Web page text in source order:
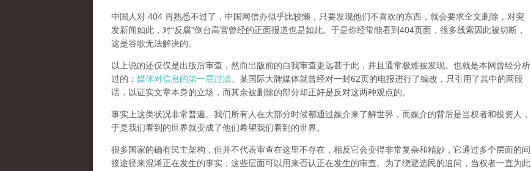
中国人对 404 再熟悉不过了，中国网信办似乎比较懒，只要发现他们不喜欢的东西，就会要求全文删除，对突
发新闻如此，对“反腐”倒台高官曾经的正面报道也是如此。于是你经常能看到404页面， 很多线索因此被切断，
这是谷歌无法解决的。
以上说的还仅仅是出版后审查，然而出版前的自我审查更远甚于此，并且通常极难被发现。 也就是本网曾经分析
过的： 媒体对信息的第一层过滤。某国际大牌媒体就曾经对一封62页的电报进行了编改，只引用了其中的两段
话，以证实文章本身的立场，而其余被删除的部分却正好是反对这两种观点的。
事实上这类状况非常普遍。我们所有人在大部分时候都通过媒介来了解世界，而媒介的背后是当权者和投资人，
于是我们看到的世界就变成了他们希望我们看到的世界。
很多国家的确有民主架构，但并不代表审查在这里不存在，相反它会变得非常复杂和精妙，它通过多个层面的间
接途径来混淆正在发生的事实，这些层面可以用来否认正在发生的审查。为了绕避选民的追问，当权者一直为此